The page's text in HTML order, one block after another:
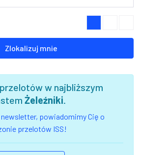
Zlokalizuj mnie
w najbliższym
Żeleźniki.
powiadomimy Cię o
przelotów ISS!